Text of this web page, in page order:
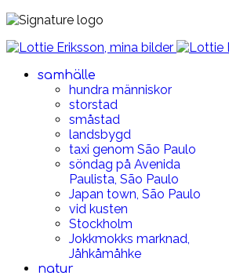
samhälle
hundra människor
storstad
småstad
landsbygd
taxi genom São Paulo
söndag på Avenida
Paulista, São Paulo
Japan town, São Paulo
vid kusten
Stockholm
Jokkmokks marknad,
Jåhkåmåhke
natur